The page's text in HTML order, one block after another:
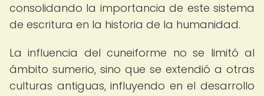
consolidando la importancia de este sistema
de escritura en la historia de la humanidad.
La influencia del cuneiforme no se limitó al
ámbito sumerio, sino que se extendió a otras
culturas antiguas, influyendo en el desarrollo